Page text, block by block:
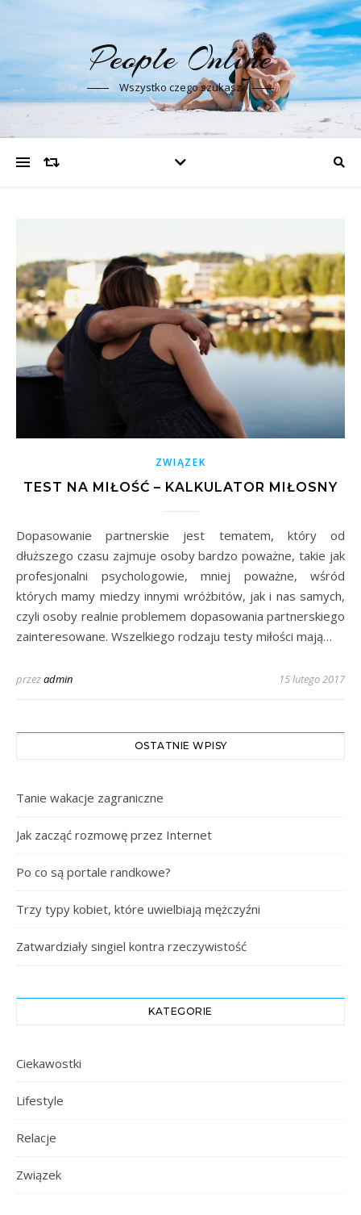
People Online
Wszystko czego szukasz
ZWIĄZEK
TEST NA MIŁOŚĆ – KALKULATOR MIŁOSNY
Dopasowanie partnerskie jest tematem, który od
dłuższego czasu zajmuje osoby bardzo poważne, takie jak
profesjonalni psychologowie, mniej poważne, wśród
których mamy miedzy innymi wróżbitów, jak i nas samych,
czyli osoby realnie problemem dopasowania partnerskiego
zainteresowane. Wszelkiego rodzaju testy miłości mają…
przezadmin 15 lutego 2017
OSTATNIE WPISY
Tanie wakacje zagraniczne
Jak zacząć rozmowę przez Internet
Po co są portale randkowe?
Trzy typy kobiet, które uwielbiają mężczyźni
Zatwardziały singiel kontra rzeczywistość
KATEGORIE
Ciekawostki
Lifestyle
Relacje
Związek